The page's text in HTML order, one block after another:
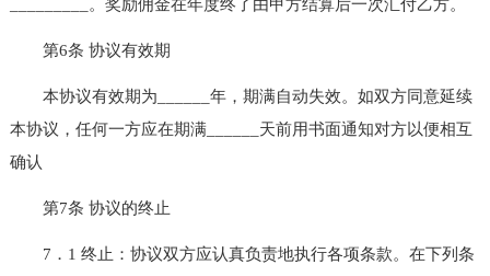
_________。奖励佣金在年度终了由甲方结算后一次汇付乙方。
第6条 协议有效期
本协议有效期为______年，期满自动失效。如双方同意延续
本协议，任何一方应在期满______天前用书面通知对方以便相互
确认
第7条 协议的终止
7．1 终止：协议双方应认真负责地执行各项条款。在下列条